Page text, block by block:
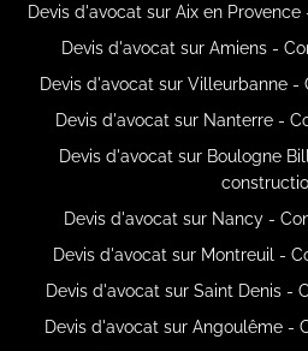
Devis d'avocat sur Aix en
Devis d'avocat sur Amiens -
Devis d'avocat sur Villeurbanne
Devis d'avocat sur Nanterre -
Devis d'avocat sur Boulogne
Devis d'avocat sur Nancy -
Devis d'avocat sur Montreuil -
Devis d'avocat sur Saint Denis -
Devis d'avocat sur Angoulême -